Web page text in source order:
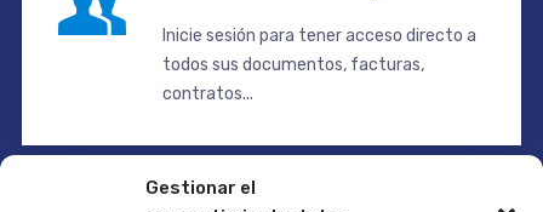
Gestionar el
Inicie sesión para tener acceso directo a
todos sus documentos, facturas,
contratos...